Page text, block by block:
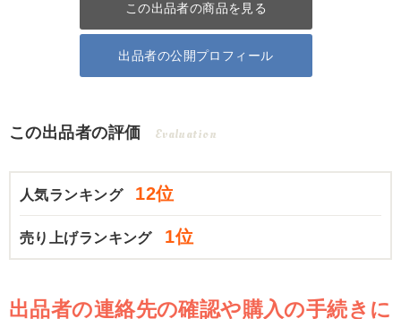
この出品者の商品を見る
出品者の公開プロフィール
この出品者の評価 Evaluation
人気ランキング 12位
売り上げランキング 1位
出品者の連絡先の確認や購入の手続きに